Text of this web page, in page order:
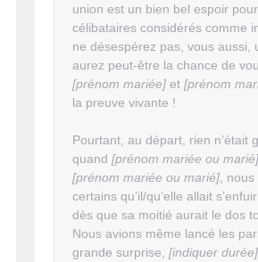
union est un bien bel espoir
célibataires considérés comme
ne désespérez pas, vous aussi,
aurez peut-être la chance de
[prénom mariée] et [prénom
la preuve vivante !
Pourtant, au départ, rien n’était
quand [prénom mariée ou marié]
[prénom mariée ou marié] ,
certains qu’il/qu’elle allait
dès que sa moitié aurait le dos
Nous avions même lancé les
grande surprise, [indiquer durée]